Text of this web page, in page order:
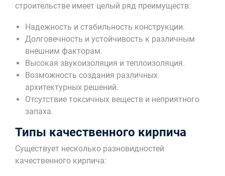
строительстве имеет целый ряд преимуществ:
Надежность и стабильность конструкции.
Долговечность и устойчивость к различным
внешним факторам.
Высокая звукоизоляция и теплоизоляция.
Возможность создания различных
архитектурных решений.
Отсутствие токсичных веществ и неприятного
запаха.
Типы качественного кирпича
Существует несколько разновидностей
качественного кирпича: